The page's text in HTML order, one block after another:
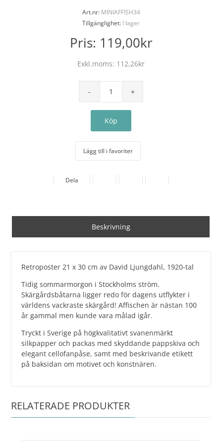
Art.nr:MINIAFFISH34
Tillgänglighet: I lager
Pris: 119,00kr
Exkl.moms: 112,26kr
Lägg till i favoriter
Dela
Beskrivning
Retroposter 21 x 30 cm av David Ljungdahl, 1920-tal
Tidig sommarmorgon i Stockholms ström.
Skärgårdsbåtarna ligger redo för dagens utflykter i
världens vackraste skärgård! Affischen är nästan 100
år gammal men kunde vara målad igår.
Tryckt i Sverige på högkvalitativt svanenmärkt
silkpapper och packas med skyddande pappskiva och
elegant cellofanpåse, samt med beskrivande etikett
på baksidan om motivet och konstnären.
RELATERADE PRODUKTER